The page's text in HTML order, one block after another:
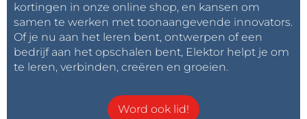
kortingen in onze online shop, en kansen om
samen te werken met toonaangevende innovators.
Of je nu aan het leren bent, ontwerpen of een
bedrijf aan het opschalen bent, Elektor helpt je om
te leren, verbinden, creëren en groeien.
Word ook lid!